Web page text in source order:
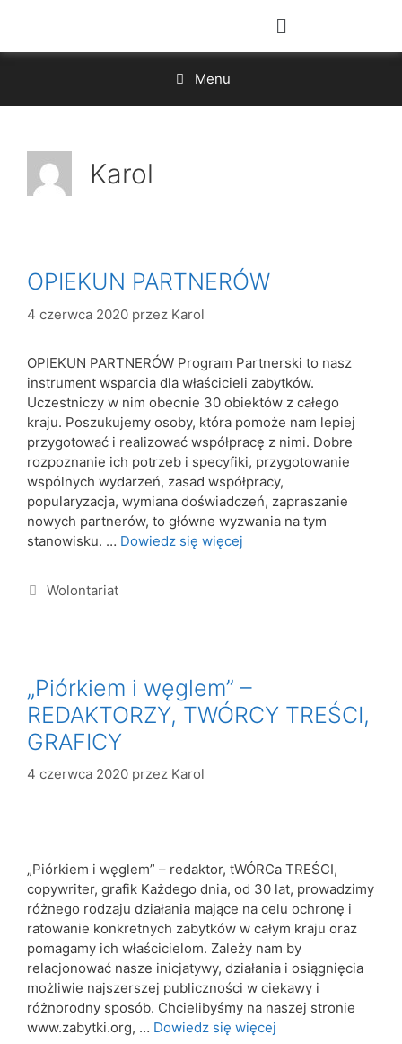
Menu
Karol
OPIEKUN PARTNERÓW
4 czerwca 2020 przez Karol
OPIEKUN PARTNERÓW Program Partnerski to nasz
instrument wsparcia dla właścicieli zabytków.
Uczestniczy w nim obecnie 30 obiektów z całego
kraju. Poszukujemy osoby, która pomoże nam lepiej
przygotować i realizować współpracę z nimi. Dobre
rozpoznanie ich potrzeb i specyfiki, przygotowanie
wspólnych wydarzeń, zasad współpracy,
popularyzacja, wymiana doświadczeń, zapraszanie
nowych partnerów, to główne wyzwania na tym
stanowisku. … Dowiedz się więcej
Wolontariat
„Piórkiem i węglem” –
REDAKTORZY, TWÓRCY TREŚCI,
GRAFICY
4 czerwca 2020 przez Karol
„Piórkiem i węglem” – redaktor, tWÓRCa TREŚCI,
copywriter, grafik Każdego dnia, od 30 lat, prowadzimy
różnego rodzaju działania mające na celu ochronę i
ratowanie konkretnych zabytków w całym kraju oraz
pomagamy ich właścicielom. Zależy nam by
relacjonować nasze inicjatywy, działania i osiągnięcia
możliwie najszerszej publiczności w ciekawy i
różnorodny sposób. Chcielibyśmy na naszej stronie
www.zabytki.org, … Dowiedz się więcej